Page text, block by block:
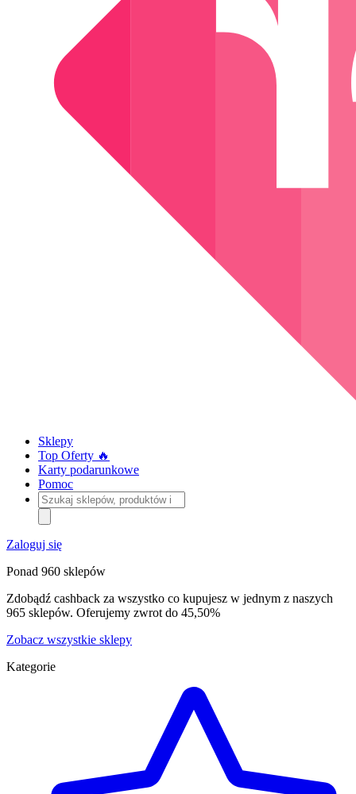
Sklepy
Top Oferty 🔥
Karty podarunkowe
Pomoc
Szukaj
sklepów,
produktów
i
kategorii
Zaloguj się
Ponad 960 sklepów
Zdobądź cashback za wszystko co kupujesz w jednym z naszych
965 sklepów. Oferujemy zwrot do 45,50%
Zobacz wszystkie sklepy
Kategorie